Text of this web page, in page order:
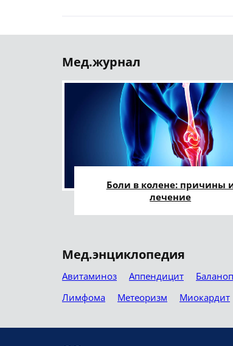
Мед.журнал
Боли в колене: причины
лечение
Мед.энциклопедия
Авитаминоз Аппендицит
Лимфома
Метеоризм Миокардит